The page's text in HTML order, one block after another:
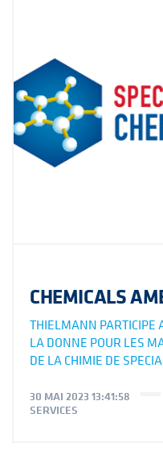
CHEMICALS
THIELMANN PARTICIPE
LA DONNE POUR LES
DE LA CHIMIE DE
30 MAI 2023 13:41:58
SERVICES